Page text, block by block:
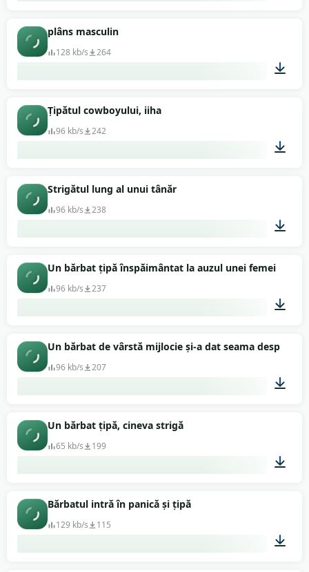
plâns masculin
128 kb/s 264
Țipătul cowboyului, iiha
96 kb/s 242
Strigătul lung al unui tânăr
96 kb/s 238
00:12
Un bărbat țipă înspăimântat la auzul unei femei
96 kb/s 237
00:03
Un bărbat de vârstă mijlocie și-a dat seama despre ce
96 kb/s 207
Un bărbat țipă, cineva strigă
65 kb/s 199
Bărbatul intră în panică și țipă
129 kb/s 115